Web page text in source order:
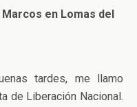
en Lomas del
tardes, me llamo
de Liberación Nacional.